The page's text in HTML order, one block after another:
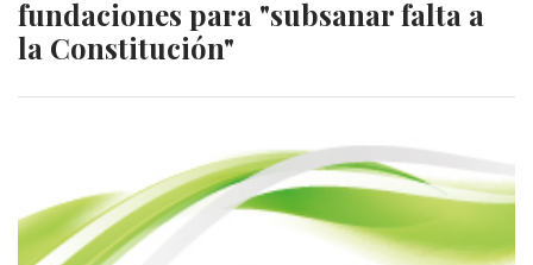
fundaciones para "subsanar falta a
la Constitución"